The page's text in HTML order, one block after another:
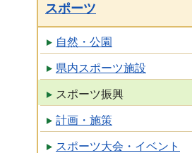
スポーツ
自然・公園
県内スポーツ施設
スポーツ振興
計画・施策
スポーツ大会・イベント